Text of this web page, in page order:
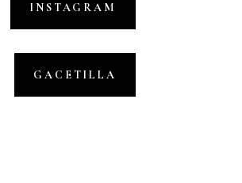
INSTAGRAM
GACETILLA